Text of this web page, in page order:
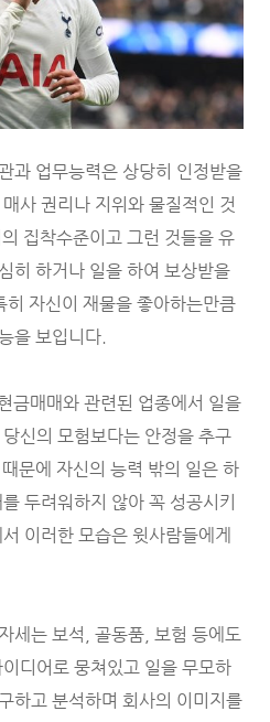
과 업무능력은 상당히 인정받을
사 권리나 지위와 물질적인 것
집착수준이고 그런 것들을 유
히 하거나 일을 하여 보상받을
자신이 재물을 좋아하는만큼
을 보입니다.
금매매와 관련된 업종에서 일을
신의 모험보다는 안정을 추구
문에 자신의 능력 밖의 일은 하
두려워하지 않아 꼭 성공시키
이러한 모습은 윗사람들에게
세는 보석, 골동품, 보험 등에도
디어로 뭉쳐있고 일을 무모하
하고 분석하며 회사의 이미지를